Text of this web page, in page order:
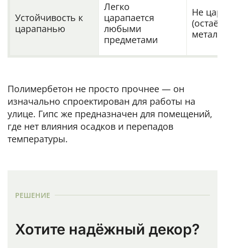
Устойчивость к
царапанью
Легко
царапается
любыми
предметами
Не
Полимербетон не просто прочнее — он
изначально спроектирован для работы на
улице. Гипс же предназначен для помещений,
где нет влияния осадков и перепадов
температуры.
РЕШЕНИЕ
Хотите надёжный декор?